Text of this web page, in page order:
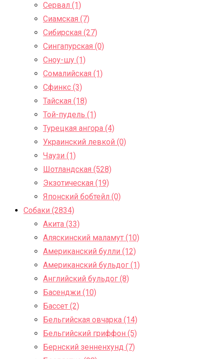
Сервал (1)
Сиамская (7)
Сибирская (27)
Сингапурская (0)
Сноу-шу (1)
Сомалийская (1)
Сфинкс (3)
Тайская (18)
Той-пудель (1)
Турецкая ангора (4)
Украинский левкой (0)
Чаузи (1)
Шотландская (528)
Экзотическая (19)
Японский бобтейл (0)
Собаки (2834)
Акита (33)
Аляскинский маламут (10)
Американский булли (12)
Американский бульдог (1)
Английский бульдог (8)
Басенджи (10)
Бассет (2)
Бельгийская овчарка (14)
Бельгийский гриффон (5)
Бернский зенненхунд (7)